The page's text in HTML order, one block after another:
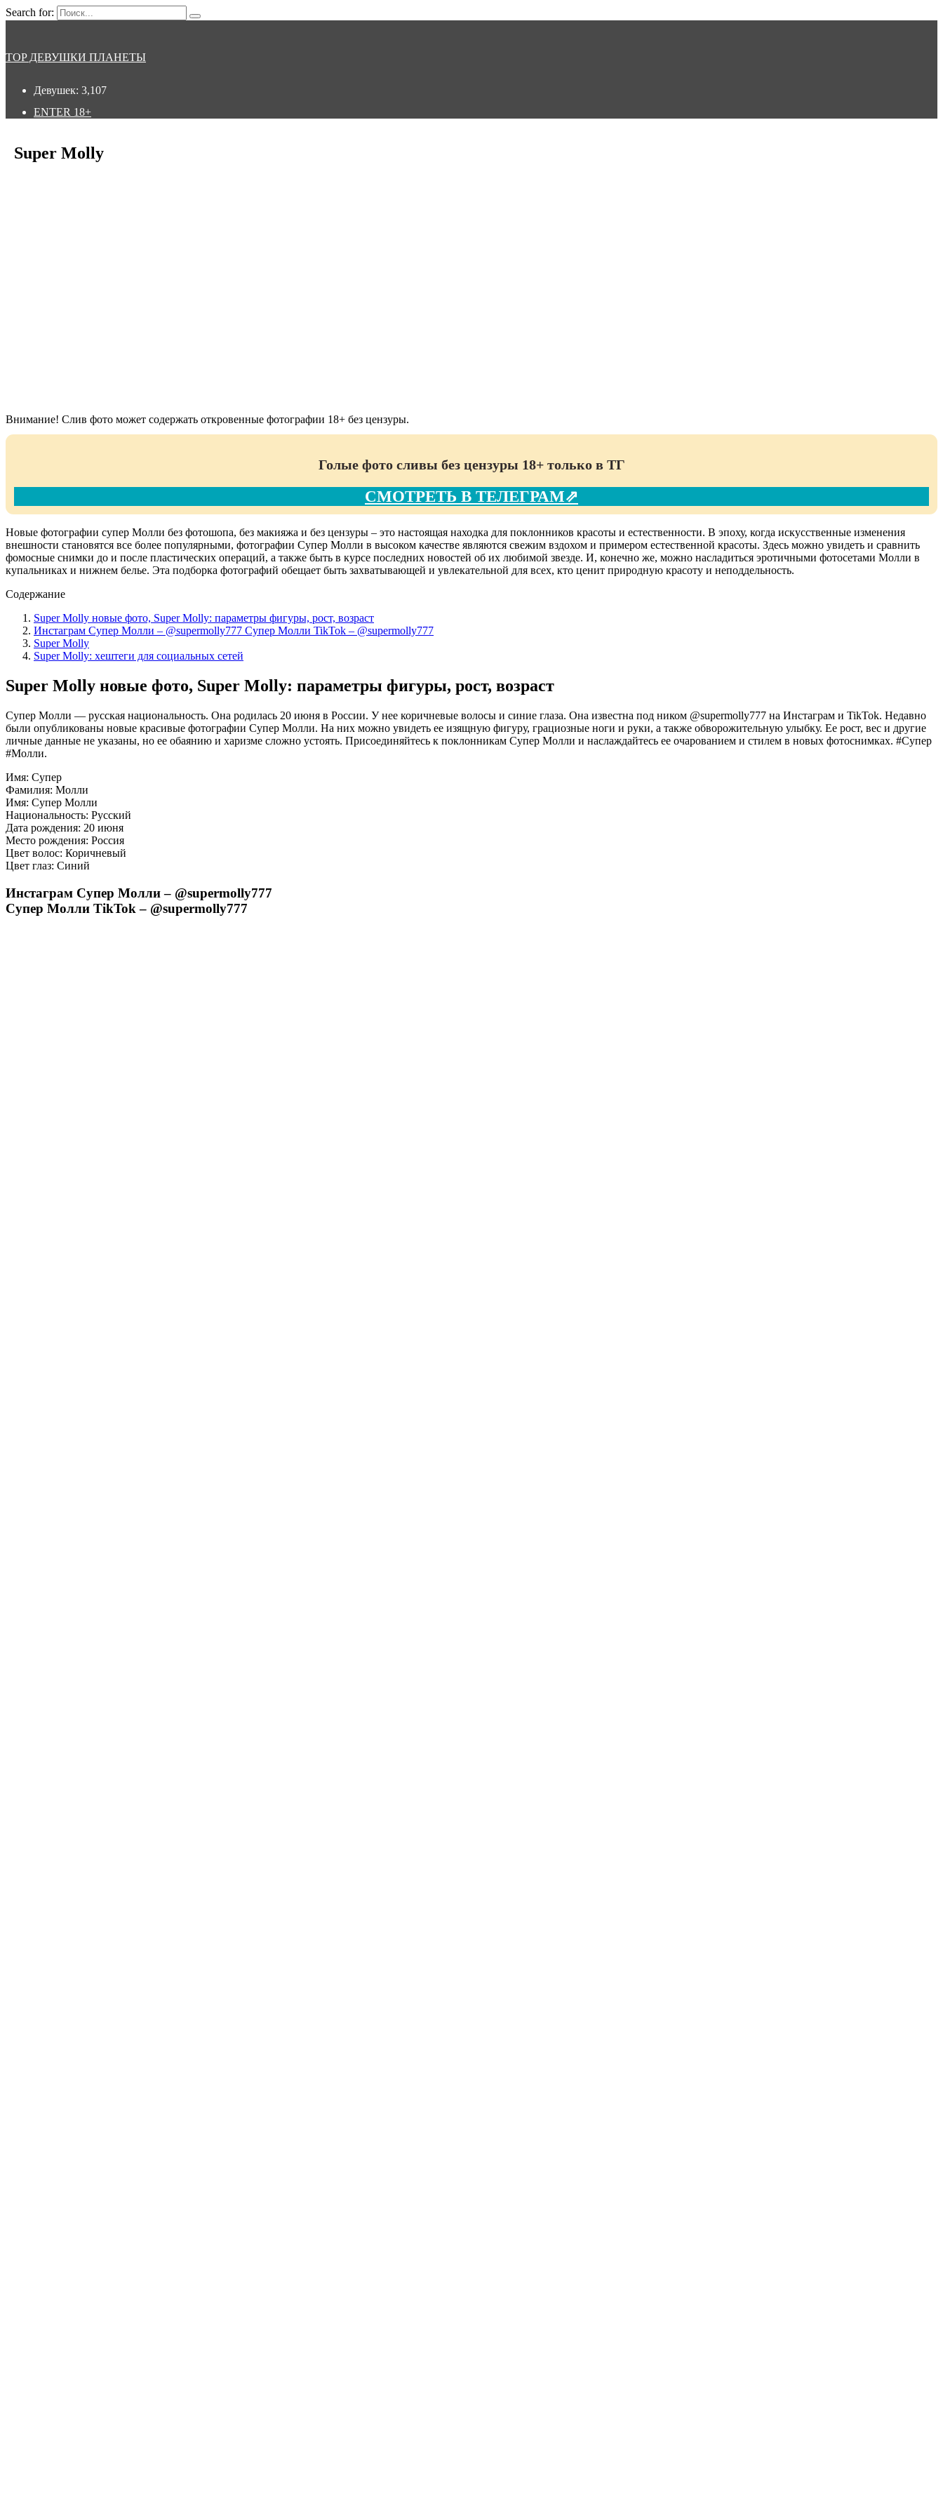
Search for:
TOP ДЕВУШКИ ПЛАНЕТЫ
Девушек: 3,107
ENTER 18+
Super Molly
Внимание! Слив фото может содержать откровенные фотографии 18+ без цензуры.
Голые фото сливы без цензуры 18+ только в ТГ
СМОТРЕТЬ В ТЕЛЕГРАМ⇗
Новые фотографии супер Молли без фотошопа, без макияжа и без цензуры – это настоящая находка для поклонников красоты и естественности. В эпоху, когда искусственные изменения
внешности становятся все более популярными, фотографии Супер Молли в высоком качестве являются свежим вздохом и примером естественной красоты. Здесь можно увидеть и сравнить
фомосные снимки до и после пластических операций, а также быть в курсе последних новостей об их любимой звезде. И, конечно же, можно насладиться эротичными фотосетами Молли в
купальниках и нижнем белье. Эта подборка фотографий обещает быть захватывающей и увлекательной для всех, кто ценит природную красоту и неподдельность.
Содержание
Super Molly новые фото, Super Molly: параметры фигуры, рост, возраст
Инстаграм Супер Молли – @supermolly777 Супер Молли TikTok – @supermolly777
Super Molly
Super Molly: хештеги для социальных сетей
Super Molly новые фото, Super Molly: параметры фигуры, рост, возраст
Супер Молли — русская национальность. Она родилась 20 июня в России. У нее коричневые волосы и синие глаза. Она известна под ником @supermolly777 на Инстаграм и TikTok. Недавно
были опубликованы новые красивые фотографии Супер Молли. На них можно увидеть ее изящную фигуру, грациозные ноги и руки, а также обворожительную улыбку. Ее рост, вес и другие
личные данные не указаны, но ее обаянию и харизме сложно устоять. Присоединяйтесь к поклонникам Супер Молли и наслаждайтесь ее очарованием и стилем в новых фотоснимках. #Супер
#Молли.
Имя: Супер
Фамилия: Молли
Имя: Супер Молли
Национальность: Русский
Дата рождения: 20 июня
Место рождения: Россия
Цвет волос: Коричневый
Цвет глаз: Синий
Инстаграм Супер Молли – @supermolly777
Супер Молли TikTok – @supermolly777